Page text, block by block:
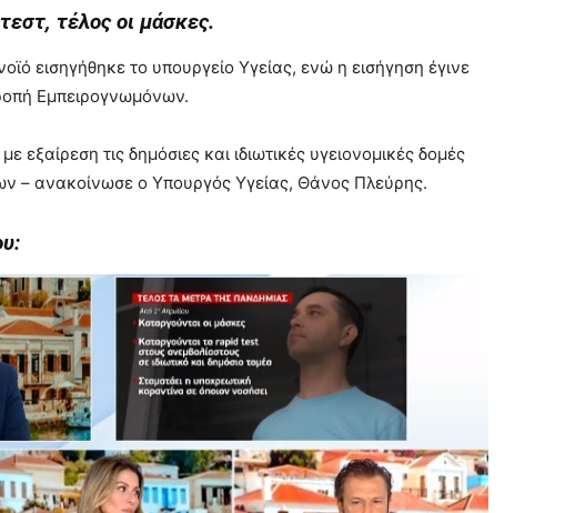
τέλος οι μάσκες.
εισηγήθηκε το υπουργείο Υγείας, ενώ η εισήγηση έγινε
Εμπειρογνωμόνων.
τις δημόσιες και ιδιωτικές υγειονομικές δομές
– ανακοίνωσε ο Υπουργός Υγείας, Θάνος Πλεύρης.